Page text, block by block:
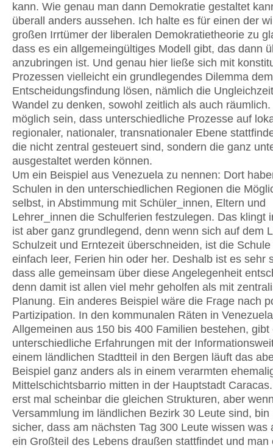
kann. Wie genau man dann Demokratie gestaltet
überall anders aussehen. Ich halte es für einen der
großen Irrtümer der liberalen Demokratietheorie zu
dass es ein allgemeingültiges Modell gibt, das dann
anzubringen ist. Und genau hier ließe sich mit
Prozessen vielleicht ein grundlegendes Dilemma
Entscheidungsfindung lösen, nämlich die
Wandel zu denken, sowohl zeitlich als auch
möglich sein, dass unterschied​liche Prozesse auf
regionaler, nationaler, transnationaler Ebene­
die nicht zentral gesteuert sind, sondern die ganz
ausgestaltet werden können.
Um ein Beispiel aus Venezuela zu nennen: Dort
Schulen in den unterschiedlichen Regionen die
selbst, in ­Abstimmung mit Schüler_innen, Eltern und
Lehrer_innen die Schulferien festzulegen. Das klingt
ist aber ganz grundlegend, denn wenn sich auf dem
Schulzeit und Erntezeit überschneiden,­ ist die
einfach leer, Ferien hin oder her. Deshalb ist es sehr
dass alle gemeinsam über diese Angelegenheit
denn damit ist allen viel mehr geholfen als mit
Planung. Ein anderes Beispiel wäre die Frage nach
Partizipation. In den kommunalen Räten in
Allgemeinen aus 150 bis 400 Familien bestehen, gibt
unterschiedliche Erfahrungen mit der
einem ländlichen Stadtteil in den Bergen läuft das
Beispiel ganz anders als in einem verarmten
Mittelschichtsbarrio mitten in der Hauptstadt
erst mal scheinbar die gleichen Strukturen, aber
Versammlung im ländlichen Bezirk 30 Leute sind, bin
sicher, dass am nächsten Tag 300 Leute wissen was
ein Großteil des Lebens draußen stattfindet und man